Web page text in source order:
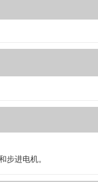
步进电机。